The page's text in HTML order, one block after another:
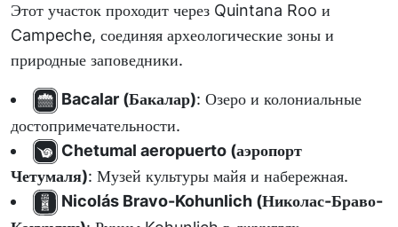
Этот участок проходит через Quintana Roo и
Campeche, соединяя археологические зоны и
природные заповедники.
Bacalar (Бакалар): Озеро и колониальные
достопримечательности.
Chetumal aeropuerto (аэропорт
Четумаля): Музей культуры майя и набережная.
Nicolás Bravo-Kohunlich (Николас-Браво-